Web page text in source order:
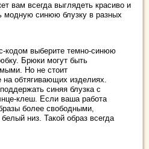
вам всегда выглядеть красиво и
модную синюю блузку в разных
кодом выберите темно-синюю
Брюки могут быть
Но не стоит
на обтягивающих изделиях.
синяя блузка с
клеш. Если ваша работа
более свободными,
низ. Такой образ всегда